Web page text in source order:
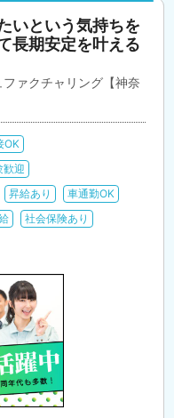
いという気持ちを
長期安定を叶える
ァクチャリング【神奈
OK
歓迎
昇給あり
車通勤OK
社会保険あり